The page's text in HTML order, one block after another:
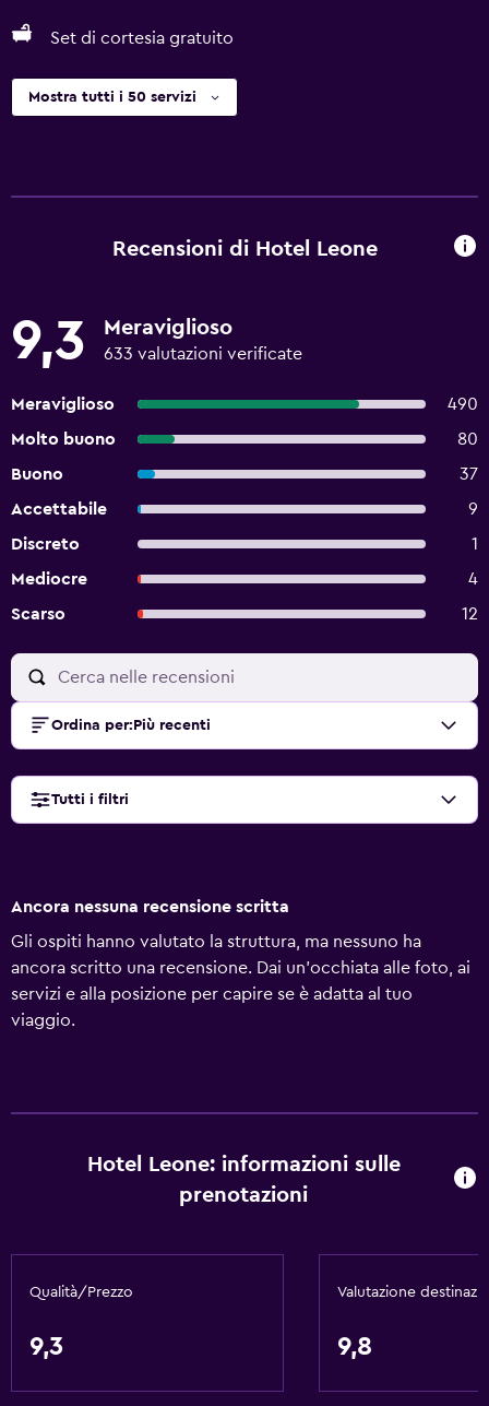
Set di cortesia gratuito
Mostra tutti i 50 servizi
Recensioni di Hotel Leone
9,3 Meraviglioso
633 valutazioni verificate
Meraviglioso
490
Molto buono
80
Buono
37
Accettabile
9
Discreto
1
Mediocre
4
Scarso
12
Ordina per: Più recenti
Tutti i filtri
Ancora nessuna recensione scritta
Gli ospiti hanno valutato la struttura, ma nessuno ha
ancora scritto una recensione. Dai un'occhiata alle foto, ai
servizi e alla posizione per capire se è adatta al tuo
viaggio.
Hotel Leone: informazioni sulle
prenotazioni
Qualità/Prezzo
9,3
Valutazione
9,8